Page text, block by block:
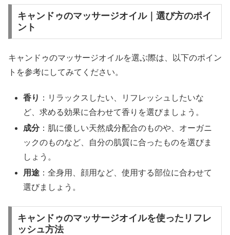
キャンドゥのマッサージオイル｜選び方のポイ
ント
キャンドゥのマッサージオイルを選ぶ際は、以下のポイン
トを参考にしてみてください。
香り ：リラックスしたい、リフレッシュしたいな
ど、求める効果に合わせて香りを選びましょう。
成分：肌に優しい天然成分配合のものや、オーガニ
ックのものなど、自分の肌質に合ったものを選びま
しょう。
用途 ：全身用、顔用など、使用する部位に合わせて
選びましょう。
キャンドゥのマッサージオイルを使ったリフレ
ッシュ方法